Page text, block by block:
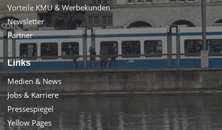
Vorteile KMU & Werbekunden
Newsletter
Partner
Links
Medien & News
Jobs & Karriere
Pressespiegel
Yellow Pages